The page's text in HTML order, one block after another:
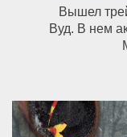
Вышел
Вуд. В нем